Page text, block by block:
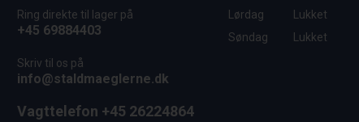
Ring direkte til lager på
+45 69884403
Skriv til os på
info@staldmaeglerne.dk
Vagttelefon +45 26224864
Lørdag
Lukket
Søndag
Lukket